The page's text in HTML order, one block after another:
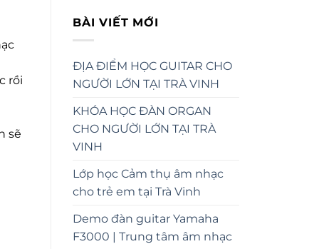
rồi
sẽ
BÀI VIẾT MỚI
ĐỊA ĐIỂM HỌC GUITAR CHO
NGƯỜI LỚN TẠI TRÀ VINH
KHÓA HỌC ĐÀN ORGAN
CHO NGƯỜI LỚN TẠI TRÀ
VINH
Lớp học Cảm thụ âm nhạc
cho trẻ em tại Trà Vinh
Demo đàn guitar Yamaha
F3000 | Trung tâm âm nhạc